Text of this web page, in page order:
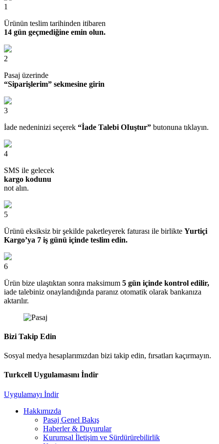
1
Ürünün teslim tarihinden itibaren
14 gün geçmediğine emin olun.
2
Pasaj üzerinde
“Siparişlerim” sekmesine girin
3
İade nedeninizi seçerek “İade Talebi OIuştur” butonuna tıklayın.
4
SMS ile gelecek
kargo kodunu
not alın.
5
Ürünü eksiksiz bir şekilde paketleyerek faturası ile birlikte Yurtiçi
Kargo’ya 7 iş günü içinde teslim edin.
6
Ürün bize ulaştıktan sonra maksimum 5 gün içinde kontrol edilir,
iade talebiniz onaylandığında paranız otomatik olarak bankanıza
aktarılır.
Bizi Takip Edin
Sosyal medya hesaplarımızdan bizi takip edin, fırsatları kaçırmayın.
Turkcell Uygulamasını İndir
Uygulamayı İndir
Hakkımızda
Pasaj Genel Bakış
Haberler & Duyurular
Kurumsal İletişim ve Sürdürürebilirlik